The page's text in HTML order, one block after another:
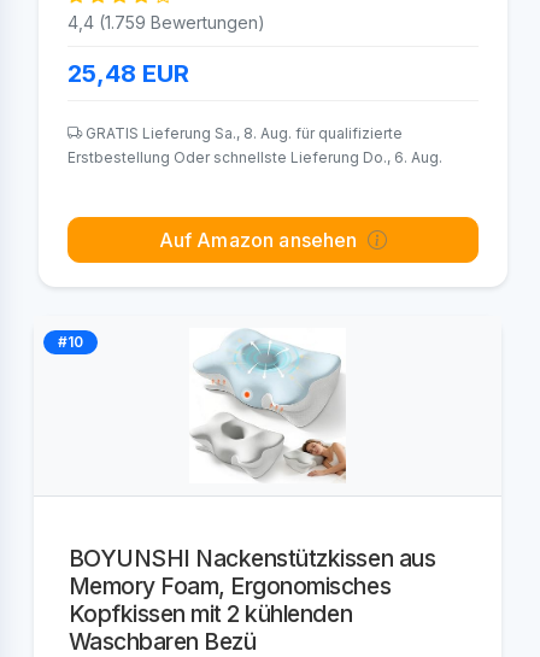
4,4 (1.759 Bewertungen)
25,48 EUR
GRATIS Lieferung Sa., 8. Aug. für qualifizierte
Erstbestellung Oder schnellste Lieferung Do., 6. Aug.
Auf Amazon ansehen
#10
BOYUNSHI Nackenstützkissen aus
Memory Foam, Ergonomisches
Kopfkissen mit 2 kühlenden
Waschbaren Bezü